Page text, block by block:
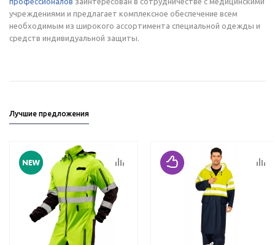
учреждениями и предлагает комплексное обеспечение всем
необходимым из широкого ассортимента специальной одежды и
средств индивидуальной защиты.
Лучшие предложения